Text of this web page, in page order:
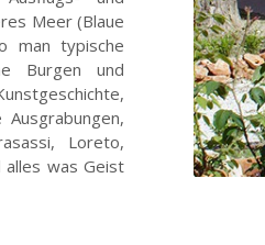
Meer (Blaue
man typische
Burgen und
Ausgrabungen,
Loreto,
was Geist